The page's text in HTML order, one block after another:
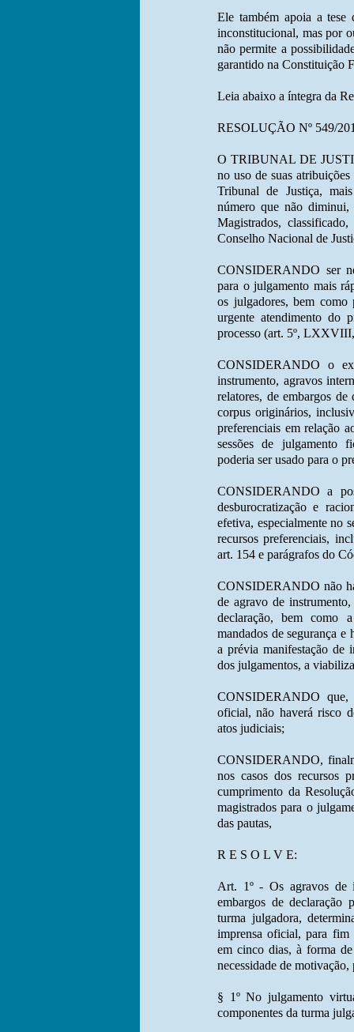
Ele também apoia a
inconstitucional, mas por
não permite a
garantido na Constituição
Leia abaixo a íntegra da
RESOLUÇÃO Nº 549/
O TRIBUNAL DE
no uso de suas
Tribunal de Justiça,
número que não diminui,
Magistrados,
Conselho Nacional de
CONSIDERANDO ser
para o julgamento mais
os julgadores, bem
urgente atendimento do
processo (art. 5º,
CONSIDERANDO o
instrumento, agravos
relatores, de embargos de
corpus originários,
preferenciais em relação
sessões de julgamento
poderia ser usado para o
CONSIDERANDO a
desburocratização e
efetiva, especialmente no
recursos preferenciais,
art. 154 e parágrafos do
CONSIDERANDO não
de agravo de
declaração, bem como
mandados de segurança e
a prévia manifestação de
dos julgamentos, a
CONSIDERANDO que,
oficial, não haverá risco
atos judiciais;
CONSIDERANDO,
nos casos dos recursos
cumprimento da
magistrados para o
das pautas,
R E S O L V E:
Art. 1º - Os agravos de
embargos de declaração
turma julgadora,
imprensa oficial, para fim
em cinco dias, à forma
necessidade de
§ 1º No julgamento
componentes da turma